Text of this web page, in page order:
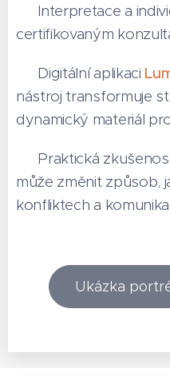
👉 Interpretace a
certifikovaným
👉 Digitální aplikaci
nástroj transformuje
dynamický materiál
👉 Praktická
může změnit způsob,
konfliktech a
Ukázka